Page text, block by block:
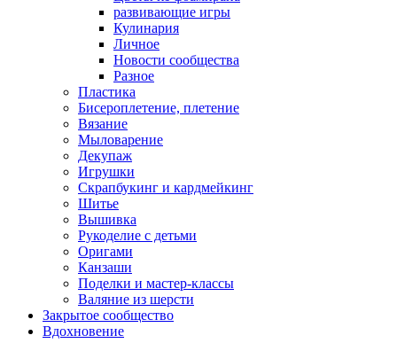
развивающие игры
Кулинария
Личное
Новости сообщества
Разное
Пластика
Бисероплетение, плетение
Вязание
Мыловарение
Декупаж
Игрушки
Скрапбукинг и кардмейкинг
Шитье
Вышивка
Рукоделие с детьми
Оригами
Канзаши
Поделки и мастер-классы
Валяние из шерсти
Закрытое сообщество
Вдохновение